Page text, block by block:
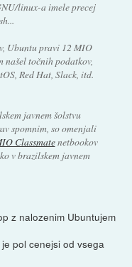
linux-a imele precej
Ubuntu pravi 12 MIO
našel točnih podatkov,
Red Hat, Slack, itd.
javnem šolstvu
spomnim, so omenjali
Classmatenetbookov
v brazilskem javnem
z nalozenim Ubuntujem
pol cenejsi od vsega